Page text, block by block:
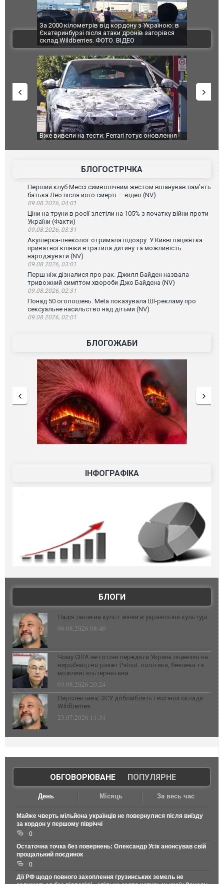
За 2000 кілометрів від кордону з Україною: в
Єкатеринбурзі після атаки дронів загорівся
склад Wildberries. ФОТО. ВІДЕО
"Мої
ВІДЕО
Вже вивели на тести: Ferrari готує оновлення
Вийшов
фільму
БЛОГОСТРІЧКА
Перший клуб Мессі символічним жестом вшанував пам’ять
батька Лео після його смерті — відео (NV)
09.08.2026, 04:01
Ціни на труни в росії злетіли на 105% з початку війни проти
України (Факти)
09.08.2026, 03:31
Акушерка-гінеколог отримала підозру. У Києві пацієнтка
приватної клініки втратила дитину та можливість
народжувати (NV)
09.08.2026, 03:01
Перш ніж дізналися про рак. Джилл Байден назвала
тривожний симптом хвороби Джо Байдена (NV)
09.08.2026, 02:31
Понад 50 оголошень. Meta показувала ШІ-рекламу про
сексуальне насильство над дітьми (NV)
09.08.2026, 02:01
БЛОГОЖАБИ
ІНФОГРАФІКА
БЛОГИ
Надія лише на культ жінки в українській культурі
06.08.2026 08:49
Чому США не готові передати Україні ліцензію на
виробництво ракет Patriot: політика, безпека та
можливі альтернативи
03.08.2026 20:24
Перспектива: ЗСУ добомблять і всі інші склади
Wildberries
23.07.2026 11:31
ОБГОВОРЮВАНЕ| ПОПУЛЯРНЕ
День Місяць За весь час
Майже чверть мільйона українців не повернулися після виїзду
за кордон у першому півріччі
0
Остаточна точка без повернень: Олександр Усік анонсував свій
прощальний поєдинок
0
Дії РФ щодо повного захоплення грузинських земель не